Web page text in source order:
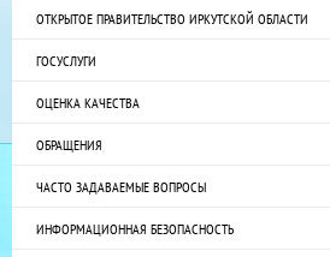
ОТКРЫТОЕ ПРАВИТЕЛЬСТВО ИРКУТСКОЙ ОБЛАСТИ
ГОСУСЛУГИ
ОЦЕНКА КАЧЕСТВА
ОБРАЩЕНИЯ
ЧАСТО ЗАДАВАЕМЫЕ ВОПРОСЫ
ИНФОРМАЦИОННАЯ БЕЗОПАСНОСТЬ